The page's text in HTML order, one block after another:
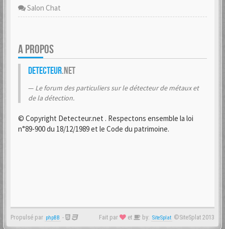
Salon Chat
A PROPOS
Detecteur.net
Le forum des particuliers sur le détecteur de métaux et
de la détection.
© Copyright Detecteur.net . Respectons ensemble la loi
n°89-900 du 18/12/1989 et le Code du patrimoine.
Propulsé par phpBB - Fait par et by: SiteSplat ©SiteSplat 2013